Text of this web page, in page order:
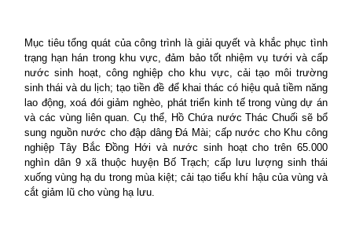
Mục tiêu tổng quát của công trình là giải quyết và khắc phục tình
trạng hạn hán trong khu vực, đảm bảo tốt nhiệm vụ tưới và cấp
nước sinh hoạt, công nghiệp cho khu vực, cải tạo môi trường
sinh thái và du lịch; tạo tiền đề để khai thác có hiệu quả tiềm năng
lao động, xoá đói giảm nghèo, phát triển kinh tế trong vùng dự án
và các vùng liên quan. Cụ thể, Hồ Chứa nước Thác Chuối sẽ bổ
sung nguồn nước cho đập dâng Đá Mài; cấp nước cho Khu công
nghiệp Tây Bắc Đồng Hới và nước sinh hoạt cho trên 65.000
nghìn dân 9 xã thuộc huyện Bố Trạch; cấp lưu lượng sinh thái
xuống vùng hạ du trong mùa kiệt; cải tạo tiểu khí hậu của vùng và
cắt giảm lũ cho vùng hạ lưu.